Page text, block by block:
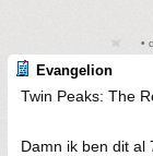
•
Evangelion
Twin Peaks: The
Damn ik ben dit al